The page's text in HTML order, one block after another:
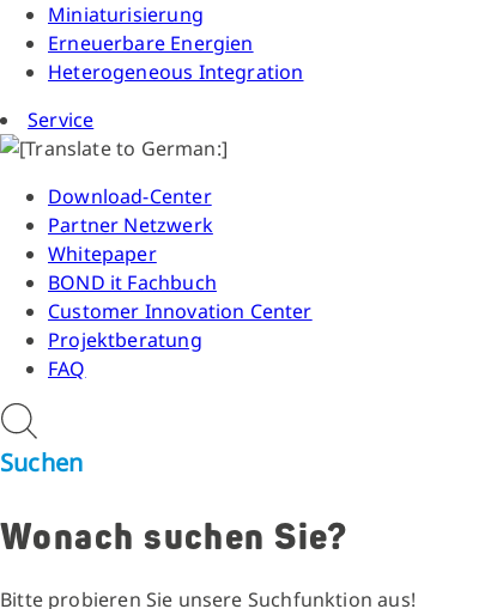
Miniaturisierung
Erneuerbare Energien
Heterogeneous Integration
Service
Download-Center
Partner Netzwerk
Whitepaper
BOND it Fachbuch
Customer Innovation Center
Projektberatung
FAQ
Suchen
Wonach suchen Sie?
Bitte probieren Sie unsere Suchfunktion aus!